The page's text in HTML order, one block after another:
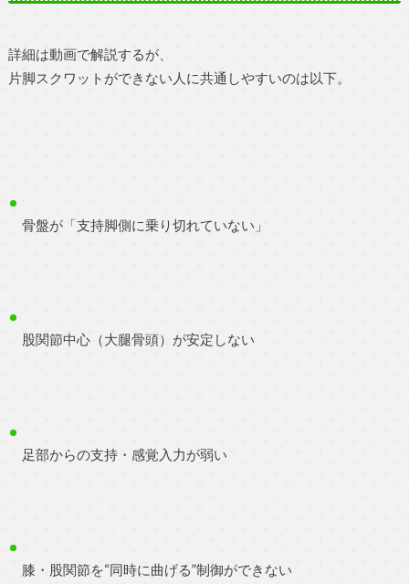
詳細は動画で解説するが、
片脚スクワットができない人に共通しやすいのは以下。
骨盤が「支持脚側に乗り切れていない」
股関節中心（大腿骨頭）が安定しない
足部からの支持・感覚入力が弱い
膝・股関節を“同時に曲げる”制御ができない